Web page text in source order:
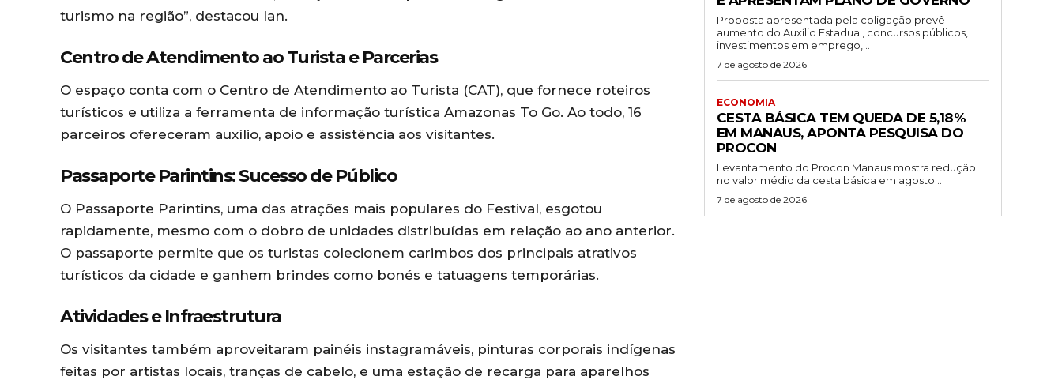
turismo na região”, destacou Ian.
Centro de Atendimento ao Turista e Parcerias
O espaço conta com o Centro de Atendimento ao Turista (CAT), que fornece roteiros
turísticos e utiliza a ferramenta de informação turística Amazonas To Go. Ao todo, 16
parceiros ofereceram auxílio, apoio e assistência aos visitantes.
Passaporte Parintins: Sucesso de Público
O Passaporte Parintins, uma das atrações mais populares do Festival, esgotou
rapidamente, mesmo com o dobro de unidades distribuídas em relação ao ano anterior.
O passaporte permite que os turistas colecionem carimbos dos principais atrativos
turísticos da cidade e ganhem brindes como bonés e tatuagens temporárias.
Atividades e Infraestrutura
Os visitantes também aproveitaram painéis instagramáveis, pinturas corporais indígenas
feitas por artistas locais, tranças de cabelo, e uma estação de recarga para aparelhos
Proposta apresentada pela coligação prevê
aumento do Auxílio Estadual, concursos públicos,
investimentos em emprego,...
7 de agosto de 2026
ECONOMIA
CESTA BÁSICA TEM QUEDA DE 5,18%
EM MANAUS, APONTA PESQUISA DO
PROCON
Levantamento do Procon Manaus mostra redução
no valor médio da cesta básica em agosto....
7 de agosto de 2026